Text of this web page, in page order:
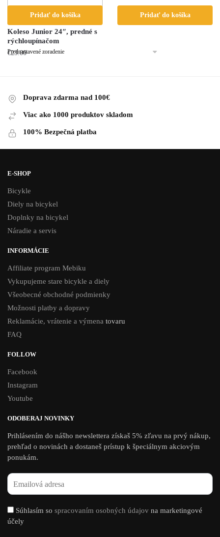
24" (507 MM) KOLESÁ,KOLESÁ
Koleso Junior 24″, predné s
rýchloupínačom
€23.00
Pridať do košíka Pridať do košíka
Doprava zdarma nad 100€
Viac ako 1000 produktov skladom
100% Bezpečná platba
E-SHOP
Bicykle
Diely na bicykel
Doplnky na bicykel
Náradie a servis
INFORMÁCIE
Affiliate program Mebiku
Vykupujeme stare bicykle a diely
Všeobecné obchodné podmienky
Možnosti platby a dopravy
Reklamácie, vrátenie a výmena tovaru
FAQ
FOLLOW
Facebook
Instagram
Youtube
ODOBERAJ NOVINKY
Prihlásením do nášho newslettera získaš 5% zľavu na prvý nákup,
prehľad o novinách a dostaneš prístup k špeciálnym akciovým
ponukám.​
Súhlasím so spracovaním osobných údajov na marketingové
účely